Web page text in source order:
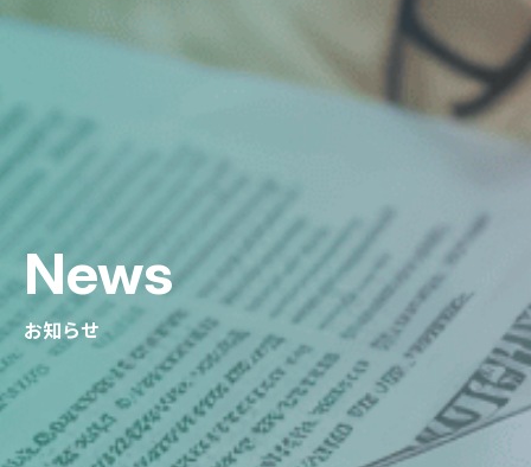
News
お知らせ